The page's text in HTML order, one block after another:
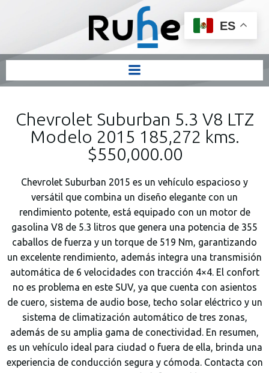
Chevrolet Suburban 5.3 V8 LTZ
Modelo 2015 185,272 kms.
$550,000.00
Chevrolet Suburban 2015 es un vehículo espacioso y
versátil que combina un diseño elegante con un
rendimiento potente, está equipado con un motor de
gasolina V8 de 5.3 litros que genera una potencia de 355
caballos de fuerza y un torque de 519 Nm, garantizando
un excelente rendimiento, además integra una transmisión
automática de 6 velocidades con tracción 4×4. El confort
no es problema en este SUV, ya que cuenta con asientos
de cuero, sistema de audio bose, techo solar eléctrico y un
sistema de climatización automático de tres zonas,
además de su amplia gama de conectividad. En resumen,
es un vehículo ideal para ciudad o fuera de ella, brinda una
experiencia de conducción segura y cómoda. Contacta con
ES